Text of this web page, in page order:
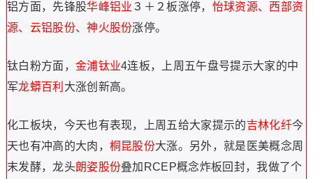
铝方面，先锋股华峰铝业 ３＋２板涨停， 怡球资源、西部资
源、 云铝股份、神火股份涨停。
钛白粉方面， 金浦钛业4连板，上周五午盘号提示大家的中
军龙蟒百利 大涨创新高。
化工板块，今天也有表现，上周五给大家提示的吉林化纤今
天也有冲高的大肉， 桐昆股份大涨。另外，就是医美概念周
末发酵，龙头朗姿股份叠加RCEP概念炸板回封，我做了个